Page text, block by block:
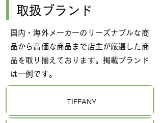
​取扱ブランド
国内・海外メーカーのリーズナブルな商
品から高価な商品まで店主が厳選した商
品を取り揃えております。掲載ブランド
は一例です。
TIFFANY